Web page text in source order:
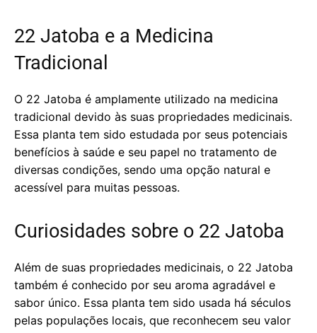
22 Jatoba e a Medicina
Tradicional
O 22 Jatoba é amplamente utilizado na medicina
tradicional devido às suas propriedades medicinais.
Essa planta tem sido estudada por seus potenciais
benefícios à saúde e seu papel no tratamento de
diversas condições, sendo uma opção natural e
acessível para muitas pessoas.
Curiosidades sobre o 22 Jatoba
Além de suas propriedades medicinais, o 22 Jatoba
também é conhecido por seu aroma agradável e
sabor único. Essa planta tem sido usada há séculos
pelas populações locais, que reconhecem seu valor